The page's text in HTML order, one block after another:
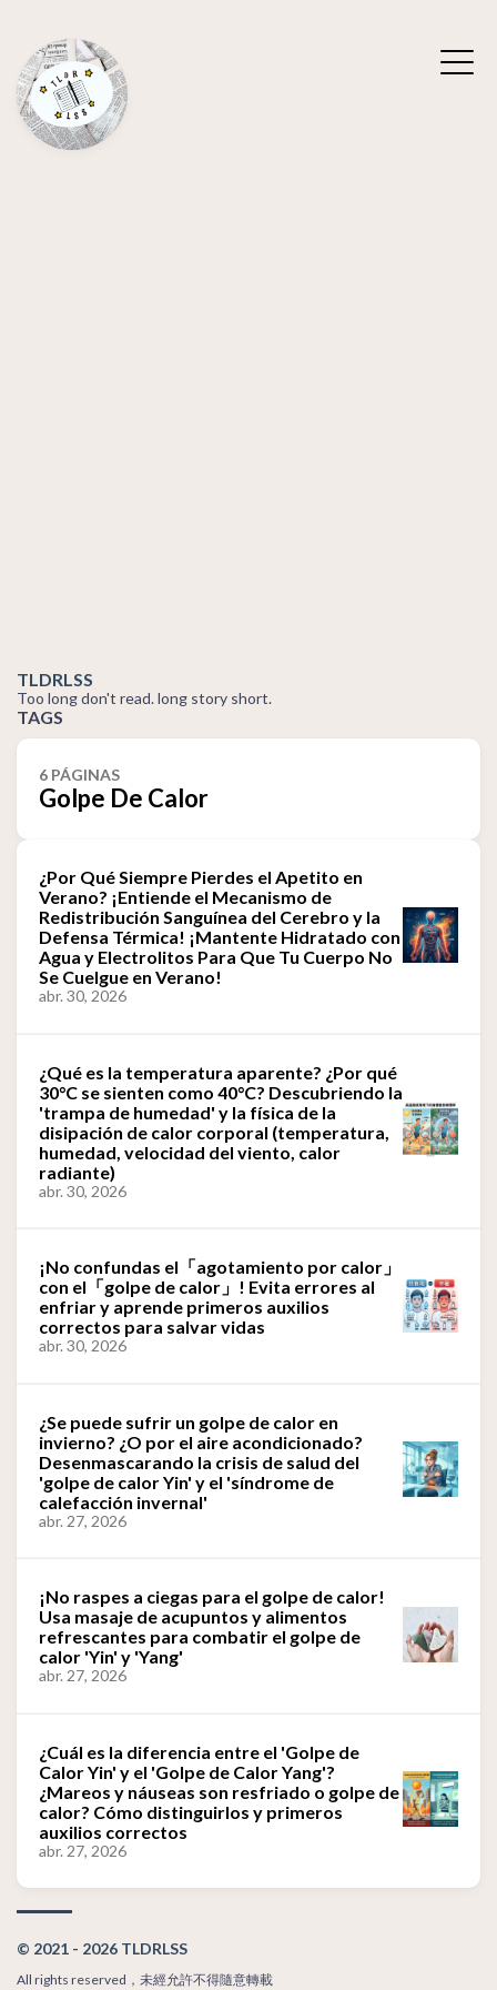
TLDRLSS
Too long don't read. long story short.
TAGS
6 PÁGINAS
Golpe De Calor
¿Por Qué Siempre Pierdes el Apetito en
Verano? ¡Entiende el Mecanismo de
Redistribución Sanguínea del Cerebro y la
Defensa Térmica! ¡Mantente Hidratado con
Agua y Electrolitos Para Que Tu Cuerpo No
Se Cuelgue en Verano!
abr. 30, 2026
¿Qué es la temperatura aparente? ¿Por qué
30°C se sienten como 40°C? Descubriendo la
'trampa de humedad' y la física de la
disipación de calor corporal (temperatura,
humedad, velocidad del viento, calor
radiante)
abr. 30, 2026
¡No confundas el「agotamiento por calor」
con el「golpe de calor」! Evita errores al
enfriar y aprende primeros auxilios
correctos para salvar vidas
abr. 30, 2026
¿Se puede sufrir un golpe de calor en
invierno? ¿O por el aire acondicionado?
Desenmascarando la crisis de salud del
'golpe de calor Yin' y el 'síndrome de
calefacción invernal'
abr. 27, 2026
¡No raspes a ciegas para el golpe de calor!
Usa masaje de acupuntos y alimentos
refrescantes para combatir el golpe de
calor 'Yin' y 'Yang'
abr. 27, 2026
¿Cuál es la diferencia entre el 'Golpe de
Calor Yin' y el 'Golpe de Calor Yang'?
¿Mareos y náuseas son resfriado o golpe de
calor? Cómo distinguirlos y primeros
auxilios correctos
abr. 27, 2026
© 2021 - 2026 TLDRLSS
All rights reserved，未經允許不得隨意轉載